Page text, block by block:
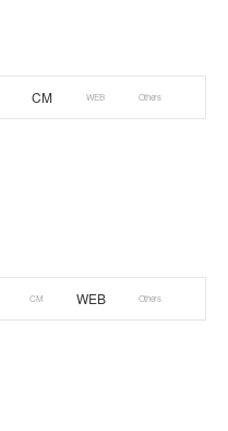
CM WEB Others
CM WEB Others